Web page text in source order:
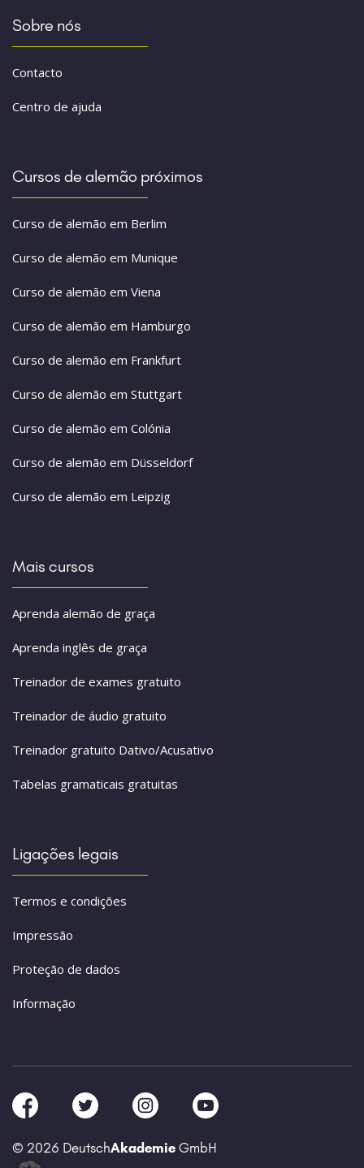
Sobre nós
Contacto
Centro de ajuda
Cursos de alemão próximos
Curso de alemão em Berlim
Curso de alemão em Munique
Curso de alemão em Viena
Curso de alemão em Hamburgo
Curso de alemão em Frankfurt
Curso de alemão em Stuttgart
Curso de alemão em Colónia
Curso de alemão em Düsseldorf
Curso de alemão em Leipzig
Mais cursos
Aprenda alemão de graça
Aprenda inglês de graça
Treinador de exames gratuito
Treinador de áudio gratuito
Treinador gratuito Dativo/Acusativo
Tabelas gramaticais gratuitas
Ligações legais
Termos e condições
Impressão
Proteção de dados
Informação
© 2026 DeutschAkademie GmbH